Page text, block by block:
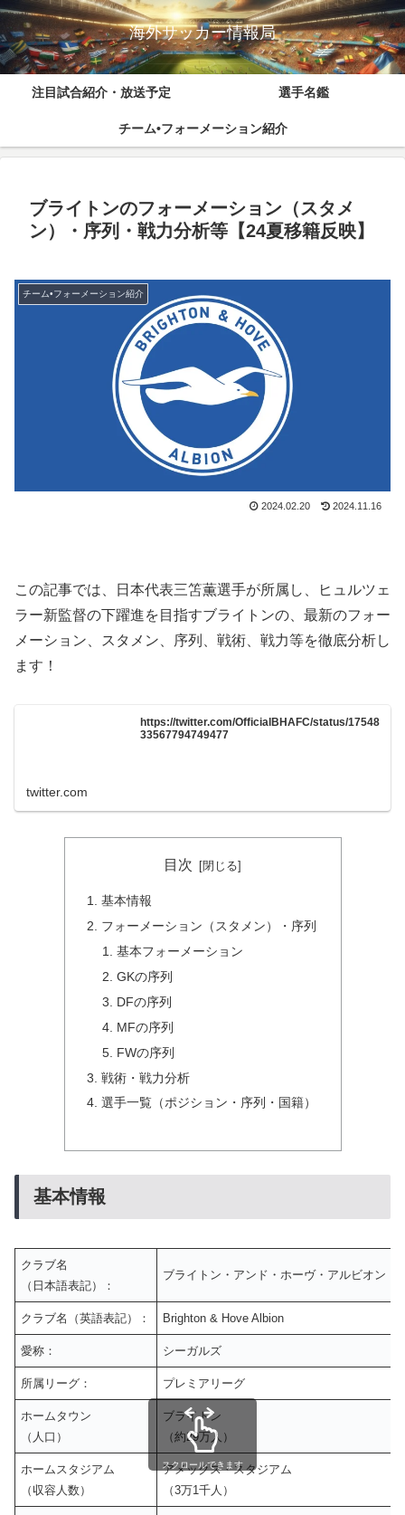
海外サッカー情報局
注目試合紹介・放送予定 選手名鑑
チーム•フォーメーション紹介
ブライトンのフォーメーション（スタメ
ン）・序列・戦力分析等【24夏移籍反映】
チーム•フォーメーション紹介
2024.02.20 2024.11.16
この記事では、日本代表三笘薫選手が所属し、ヒュルツェ
ラー新監督の下躍進を目指すブライトンの、最新のフォー
メーション、スタメン、序列、戦術、戦力等を徹底分析し
ます！
https://twitter.com/OfficialBHAFC/status/17548
33567794749477
twitter.com
目次
基本情報
フォーメーション（スタメン）・序列
基本フォーメーション
GKの序列
DFの序列
MFの序列
FWの序列
戦術・戦力分析
選手一覧（ポジション・序列・国籍）
基本情報
クラブ名
（日本語表記）：
ブライトン・アンド・ホーヴ・アルビオン
クラブ名（英語表記）： Brighton & Hove Albion
愛称： シーガルズ
所属リーグ： プレミアリーグ
ホームタウン
（人口）
ブライトン
（約29万人）
ホームスタジアム
（収容人数）
アメックス・スタジアム
（3万1千人）
スクロールできます